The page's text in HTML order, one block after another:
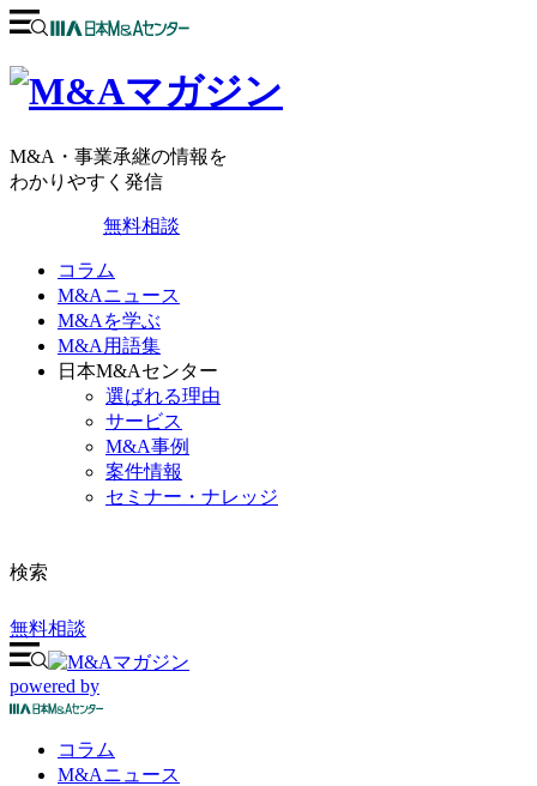
M&A・事業承継の情報を
わかりやすく発信
無料相談
コラム
M&Aニュース
M&Aを学ぶ
M&A用語集
日本M&Aセンター
選ばれる理由
サービス
M&A事例
案件情報
セミナー・ナレッジ
検索
無料相談
powered by
コラム
M&Aニュース